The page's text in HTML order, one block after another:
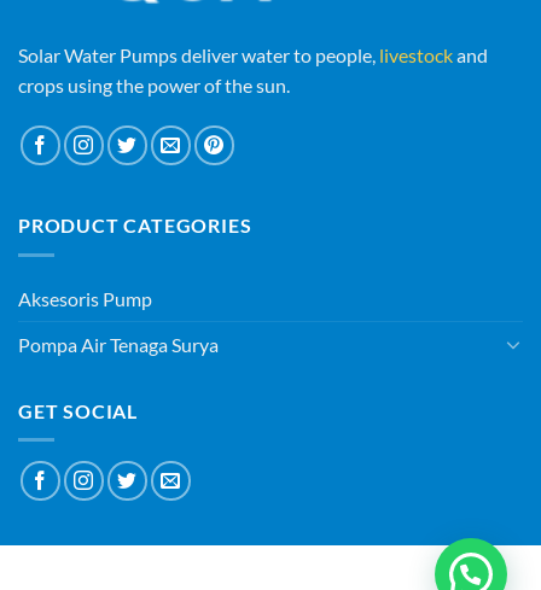
Solar Water Pumps deliver water to people, livestockand
crops using the power of the sun.
PRODUCT CATEGORIES
Aksesoris Pump
Pompa Air Tenaga Surya
GET SOCIAL